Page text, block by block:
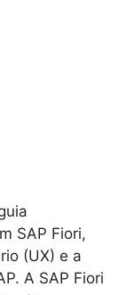
SAP Fiori,
(UX) e a
A SAP Fiori